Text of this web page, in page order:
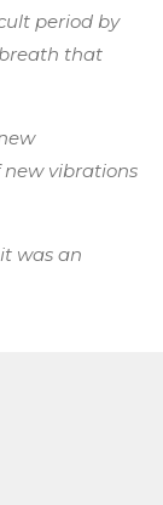
period by
that
new vibrations
was an